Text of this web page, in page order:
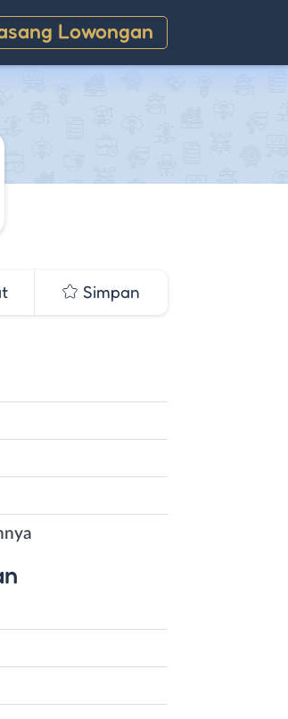
Lowongan
Simpan